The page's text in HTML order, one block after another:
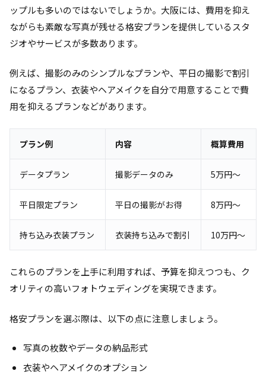
ップルも多いのではないでしょうか。大阪には、費用を抑え
ながらも素敵な写真が残せる格安プランを提供しているスタ
ジオやサービスが多数あります。
例えば、撮影のみのシンプルなプランや、平日の撮影で割引
になるプラン、衣装やヘアメイクを自分で用意することで費
用を抑えるプランなどがあります。
プラン例 内容 概算費用
データプラン 撮影データのみ 5万円～
平日限定プラン 平日の撮影がお得 8万円～
持ち込み衣装プラン 衣装持ち込みで割引 10万円～
これらのプランを上手に利用すれば、予算を抑えつつも、ク
オリティの高いフォトウェディングを実現できます。
格安プランを選ぶ際は、以下の点に注意しましょう。
写真の枚数やデータの納品形式
衣装やヘアメイクのオプション